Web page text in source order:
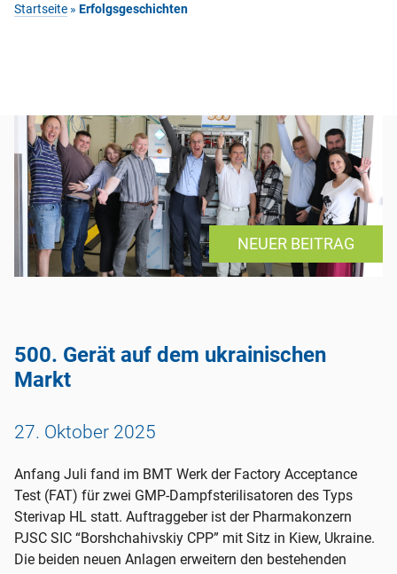
Startseite » Erfolgsgeschichten
NEUER BEITRAG
500. Gerät auf dem ukrainischen
Markt
27. Oktober 2025
Anfang Juli fand im BMT Werk der Factory Acceptance
Test (FAT) für zwei GMP-Dampfsterilisatoren des Typs
Sterivap HL statt. Auftraggeber ist der Pharmakonzern
PJSC SIC “Borshchahivskiy CPP” mit Sitz in Kiew, Ukraine.
Die beiden neuen Anlagen erweitern den bestehenden